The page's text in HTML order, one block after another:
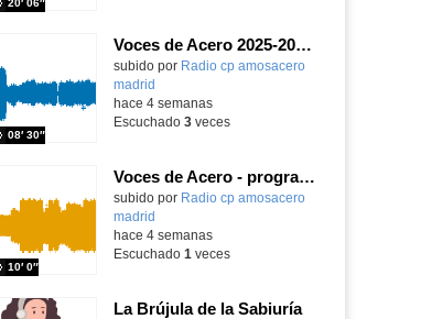
20′ 06″
Voces de Acero 2025-2026 - programa 1
Contenido educativo.
subido por Radio cp amosacero
madrid
08′ 30″
hace 4 semanas
Escuchado 3veces
Voces de Acero - programa 2
Contenido educativo.
subido por Radio cp amosacero
madrid
10′ 0″
hace 4 semanas
Escuchado 1 veces
La Brújula de la Sabiuría